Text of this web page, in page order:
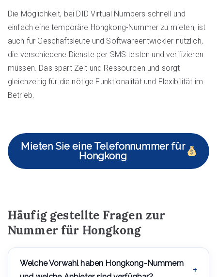
Die Möglichkeit, bei DID Virtual Numbers schnell und
einfach eine temporäre Hongkong-Nummer zu mieten, ist
auch für Geschäftsleute und Softwareentwickler nützlich,
die verschiedene Dienste per SMS testen und verifizieren
müssen. Das spart Zeit und Ressourcen und sorgt
gleichzeitig für die nötige Funktionalität und Flexibilität im
Betrieb.
Mieten Sie eine Telefonnummer für
Hongkong
Häufig gestellte Fragen zur
Nummer für Hongkong
Welche Vorwahl haben Hongkong-Nummern